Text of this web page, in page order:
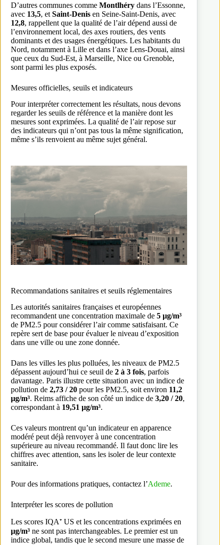
D’autres communes comme Montlhéry dans l’Essonne,
avec 13,5, et Saint-Denis en Seine-Saint-Denis, avec
12,8, rappellent que la qualité de l’air dépend aussi de
l’environnement local, des axes routiers, des vents
dominants et des usages énergétiques. Les habitants du
Nord, notamment à Lille et dans l’axe Lens-Douai, ainsi
que ceux du Sud-Est, à Marseille, Nice ou Grenoble,
sont parmi les plus exposés.
Mesures officielles, seuils et indicateurs
Pour interpréter correctement les résultats, nous devons
regarder les seuils de référence et la manière dont les
mesures sont exprimées. La qualité de l’air repose sur
des indicateurs qui n’ont pas tous la même signification,
même s’ils renvoient au même sujet général.
Recommandations sanitaires et seuils réglementaires
Les autorités sanitaires françaises et européennes
recommandent une concentration maximale de 5 µg/m³
de PM2.5 pour considérer l’air comme satisfaisant. Ce
repère sert de base pour évaluer le niveau d’exposition
dans une ville ou une zone donnée.
Dans les villes les plus polluées, les niveaux de PM2.5
dépassent aujourd’hui ce seuil de 2 à 3 fois, parfois
davantage. Paris illustre cette situation avec un indice de
pollution de 2,73 / 20 pour les PM2.5, soit environ 11,2
µg/m³. Reims affiche de son côté un indice de 3,20 / 20,
correspondant à 19,51 µg/m³.
Ces valeurs montrent qu’un indicateur en apparence
modéré peut déjà renvoyer à une concentration
supérieure au niveau recommandé. Il faut donc lire les
chiffres avec attention, sans les isoler de leur contexte
sanitaire.
Pour des informations pratiques, contactez l’Ademe.
Interpréter les scores de pollution
Les scores IQA⁺ US et les concentrations exprimées en
µg/m³ ne sont pas interchangeables. Le premier est un
indice global, tandis que le second mesure une masse de